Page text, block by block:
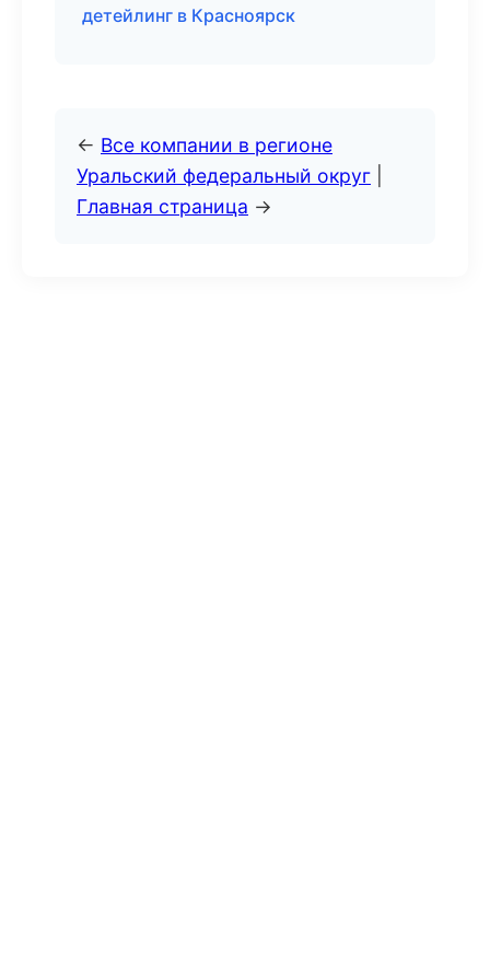
детейлинг в Красноярск
← Все компании в регионе
Уральский федеральный округ
Главная страница →